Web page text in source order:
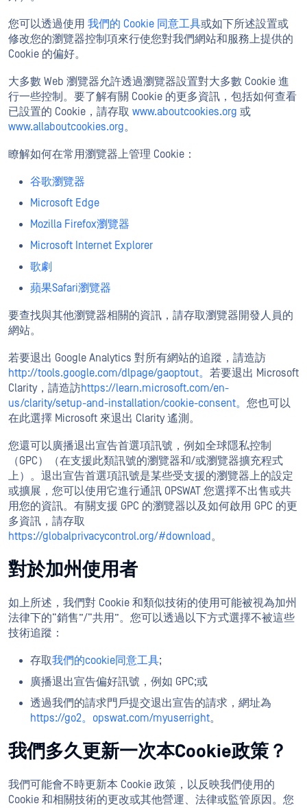
您可以透過使用 我們的 Cookie 同意工具或如下所述設置或
修改您的瀏覽器控制項來行使您對我們網站和服務上提供的
Cookie 的偏好。
大多數 Web 瀏覽器允許透過瀏覽器設置對大多數 Cookie 進
行一些控制。要了解有關 Cookie 的更多資訊，包括如何查看
已設置的 Cookie，請存取 www.aboutcookies.org 或
www.allaboutcookies.org。
瞭解如何在常用瀏覽器上管理 Cookie：
谷歌瀏覽器
Microsoft Edge
Mozilla Firefox瀏覽器
Microsoft Internet Explorer
歌劇
蘋果Safari瀏覽器
要查找與其他瀏覽器相關的資訊，請存取瀏覽器開發人員的
網站。
若要退出 Google Analytics 對所有網站的追蹤，請造訪
http://tools.google.com/dlpage/gaoptout。 若要退出 Microsoft
Clarity，請造訪https://learn.microsoft.com/en-
us/clarity/setup-and-installation/cookie-consent。 您也可以
在此選擇 Microsoft 來退出 Clarity 遙測。
您還可以廣播退出宣告首選項訊號，例如全球隱私控制
（GPC）（在支援此類訊號的瀏覽器和/或瀏覽器擴充程式
上）。退出宣告首選項訊號是某些受支援的瀏覽器上的設定
或擴展，您可以使用它進行通訊 OPSWAT 您選擇不出售或共
用您的資訊。有關支援 GPC 的瀏覽器以及如何啟用 GPC 的更
多資訊，請存取
https://globalprivacycontrol.org/#download。
對於加州使用者
如上所述，我們對 Cookie 和類似技術的使用可能被視為加州
法律下的“銷售”/“共用”。您可以透過以下方式選擇不被這些
技術追蹤：
存取我們的cookie同意工具;
廣播退出宣告偏好訊號，例如 GPC;或
透過我們的請求門戶提交退出宣告的請求，網址為
https://go2。opswat.com/myuserright。
我們多久更新一次本Cookie政策？
我們可能會不時更新本 Cookie 政策，以反映我們使用的
Cookie 和相關技術的更改或其他營運、法律或監管原因。您